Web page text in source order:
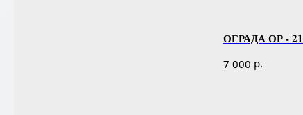
ОГРАДА ОР - 21
7 000 р.